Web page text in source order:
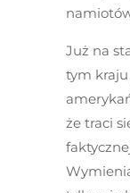
Już na
tym kraju
że traci